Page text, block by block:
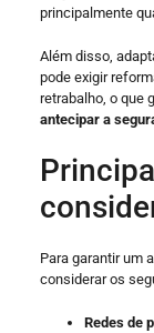
principalmente
Além disso,
pode exigir
retrabalho, o que
antecipar a
Para garantir um
considerar os
Redes de